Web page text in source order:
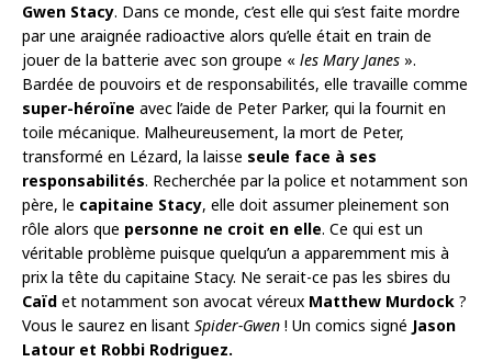
Gwen Stacy. Dans ce monde, c’est elle qui s’est faite mordre
par une araignée radioactive alors qu’elle était en train de
jouer de la batterie avec son groupe « les Mary Janes ».
Bardée de pouvoirs et de responsabilités, elle travaille comme
super-héroïne avec l’aide de Peter Parker, qui la fournit en
toile mécanique. Malheureusement, la mort de Peter,
transformé en Lézard, la laisse seule face à ses
responsabilités. Recherchée par la police et notamment son
père, le capitaine Stacy, elle doit assumer pleinement son
rôle alors que personne ne croit en elle. Ce qui est un
véritable problème puisque quelqu’un a apparemment mis à
prix la tête du capitaine Stacy. Ne serait-ce pas les sbires du
Caïd et notamment son avocat véreux Matthew Murdock ?
Vous le saurez en lisant Spider-Gwen ! Un comics signé Jason
Latour et Robbi Rodriguez.